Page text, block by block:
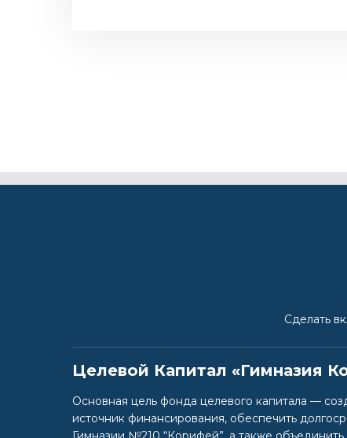
Сделать
Целевой Капитал «Гимназия
Основная цель фонда целевого капитала —
источник финансирования, обеспечить